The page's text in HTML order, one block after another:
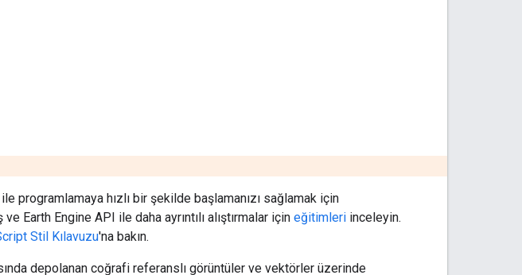
programlamaya hızlı bir şekilde başlamanızı sağlamak için
Earth Engine API ile daha ayrıntılı alıştırmalar için eğitimleri inceleyin.
Stil Kılavuzu'na bakın.
depolanan coğrafi referanslı görüntüler ve vektörler üzerinde